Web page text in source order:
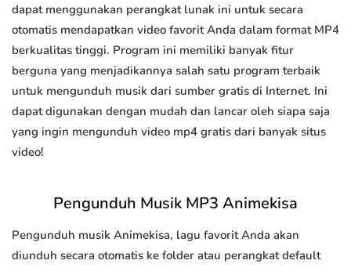
dapat menggunakan perangkat lunak ini untuk secara
otomatis mendapatkan video favorit Anda dalam format MP4
berkualitas tinggi. Program ini memiliki banyak fitur
berguna yang menjadikannya salah satu program terbaik
untuk mengunduh musik dari sumber gratis di Internet. Ini
dapat digunakan dengan mudah dan lancar oleh siapa saja
yang ingin mengunduh video mp4 gratis dari banyak situs
video!
Pengunduh Musik MP3 Animekisa
Pengunduh musik Animekisa, lagu favorit Anda akan
diunduh secara otomatis ke folder atau perangkat default